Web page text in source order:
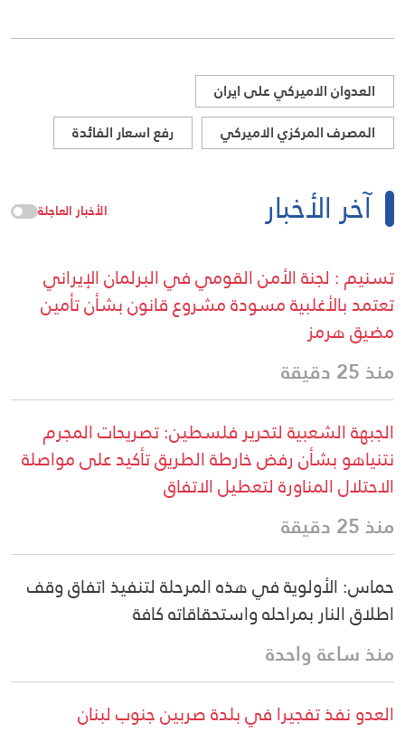
العدوان الاميركي على ايران
المصرف المركزي الاميركي
رفع اسعار الفائدة
آخر الأخبار الأخبار العاجلة
تسنيم : لجنة الأمن القومي في البرلمان الإيراني
تعتمد بالأغلبية مسودة مشروع قانون بشأن تأمين
مضيق هرمز
منذ 25 دقيقة
الجبهة الشعبية لتحرير فلسطين: تصريحات المجرم
نتنياهو بشأن رفض خارطة الطريق تأكيد على مواصلة
الاحتلال المناورة لتعطيل الاتفاق
منذ 25 دقيقة
حماس: الأولوية في هذه المرحلة لتنفيذ اتفاق وقف
اطلاق النار بمراحله واستحقاقاته كافة
منذ ساعة واحدة
العدو نفذ تفجيرا في بلدة صربين جنوب لبنان